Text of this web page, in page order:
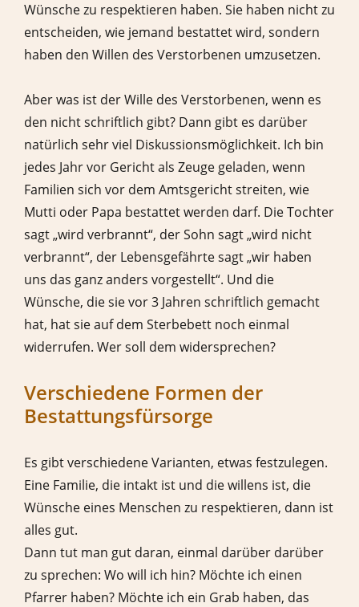
Wünsche zu respektieren haben. Sie haben nicht zu
entscheiden, wie jemand bestattet wird, sondern
haben den Willen des Verstorbenen umzusetzen.
Aber was ist der Wille des Verstorbenen, wenn es
den nicht schriftlich gibt? Dann gibt es darüber
natürlich sehr viel Diskussionsmöglichkeit. Ich bin
jedes Jahr vor Gericht als Zeuge geladen, wenn
Familien sich vor dem Amtsgericht streiten, wie
Mutti oder Papa bestattet werden darf. Die Tochter
sagt „wird verbrannt“, der Sohn sagt „wird nicht
verbrannt“, der Lebensgefährte sagt „wir haben
uns das ganz anders vorgestellt“. Und die
Wünsche, die sie vor 3 Jahren schriftlich gemacht
hat, hat sie auf dem Sterbebett noch einmal
widerrufen. Wer soll dem widersprechen?
Verschiedene Formen der
Bestattungsfürsorge
Es gibt verschiedene Varianten, etwas festzulegen.
Eine Familie, die intakt ist und die willens ist, die
Wünsche eines Menschen zu respektieren, dann ist
alles gut.
Dann tut man gut daran, einmal darüber darüber
zu sprechen: Wo will ich hin? Möchte ich einen
Pfarrer haben? Möchte ich ein Grab haben, das